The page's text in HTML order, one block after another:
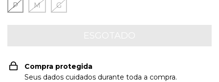
P
M G
Compra protegida
Seus dados cuidados durante toda a compra.